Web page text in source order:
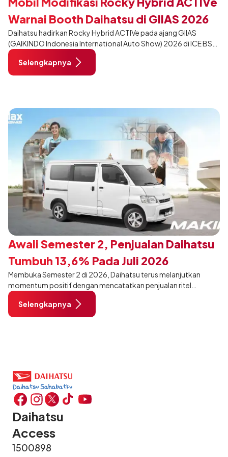
Warnai Booth Daihatsu di GIIAS 2026
Daihatsu hadirkan Rocky Hybrid ACTIVe pada ajang GIIAS
(GAIKINDO Indonesia International Auto Show) 2026 di ICE BSD
City, Tangerang. Terdapat 2 unit Rocky Hybrid yang
dimodifikasi untuk menghadirkan sarana inspirasi bagi
pengunjung mendukung gaya hidup yang aktif.
Selengkapnya
Awali Semester 2, Penjualan Daihatsu
Tumbuh 13,6% Pada Juli 2026
Membuka Semester 2 di 2026, Daihatsu terus melanjutkan
momentum positif dengan mencatatkan penjualan ritel
sebanyak 12.750 unit pada Juli 2026. Capaian tersebut tumbuh
13,6% dibandingkan periode yang sama tahun lalu sebanyak
11.220 unit, dan tetap stabil dibandingkan bulan Juni 2026 lalu.
Selengkapnya
Daihatsu
Access
1500898